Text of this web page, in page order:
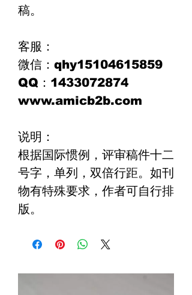
稿。
客服：
微信： qhy15104615859
QQ ： 1433072874
www.amicb2b.com
说明：
根据国际惯例，评审稿件十二
号字，单列，双倍行距。如刊
物有特殊要求，作者可自行排
版。